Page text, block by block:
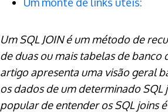
Um SQL JOIN é um método de
de duas ou mais tabelas de banco
artigo apresenta uma visão geral
os dados de um determinado SQL
popular de entender os SQL joins